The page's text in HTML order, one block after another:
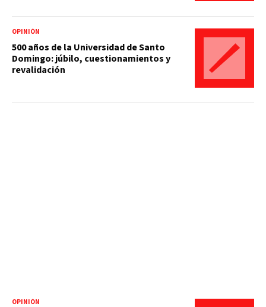
OPINIÓN
500 años de la Universidad de Santo
Domingo: júbilo, cuestionamientos y
revalidación
OPINIÓN